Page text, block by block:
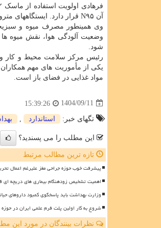
آن N۹۵ قرار دارد. ایستگاههای مترو آلودگی کمتر و تردد ایمن تری دارند.
وی همینطور مصرف میوه و
وضعیت آلودگی هوا، نقش میوه
شود.
رئیس مرکز سلامت محیط و کار
یکی از مأموریت های مهم همکاران
مواد غذایی در فضای باز است.
1404/09/11
15:39:26
تگهای خبر: استاندارد
این مطلب را می پسندید؟
تازه ترین مطالب مرتبط
پیشرفت خوب حوزه جراحی مغز علیرغم اعمال
اهمیت تشخیص زودهنگام بیماری های دریچه ای
وزارت بهداشت باید پاسخگوی کمبود داروهای
شروع به کار اولین پلت فرم علمی ایران در
نظرات بینندگان در مورد این